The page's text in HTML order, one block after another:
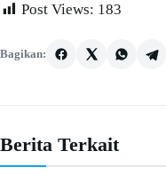
Post Views: 183
Bagikan:
Berita Terkait